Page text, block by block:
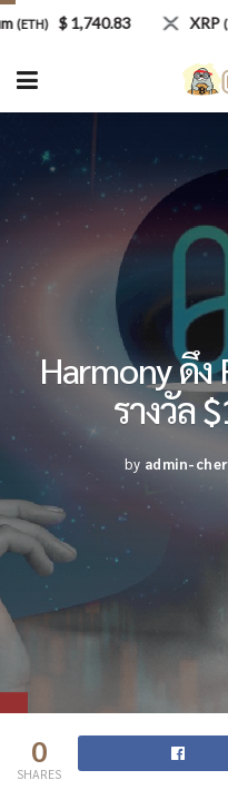
Harmony ดึง
รางวัล
by admin-cher
0
SHARES
$ 1,740.83 XRP (XRP)